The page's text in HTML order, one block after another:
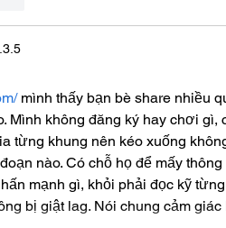
mình thấy bạn bè share nhiều
Mình không đăng ký hay chơi
từng khung nên kéo xuống
nào. Có chỗ họ để mấy
mạnh gì, khỏi phải đọc kỹ
bị giật lag. Nói chung cảm